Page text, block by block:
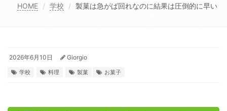
HOME 学校 製菓は急がば回れなのに結果は圧倒的に早い
2026年6月10日 Giorgio
学校 料理 製菓 お菓子